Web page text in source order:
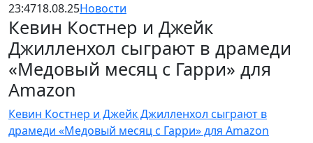
23:4718.08.25Новости
Кевин Костнер и Джейк
Джилленхол сыграют в драмеди
«Медовый месяц с Гарри» для
Amazon
Кевин Костнер и Джейк Джилленхол сыграют в
драмеди «Медовый месяц с Гарри» для Amazon